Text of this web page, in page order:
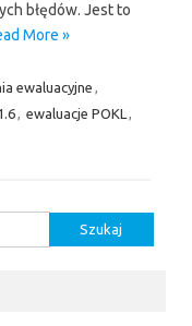
błędów. Jest to
More »
ewaluacyjne ,
, ewaluacje POKL ,